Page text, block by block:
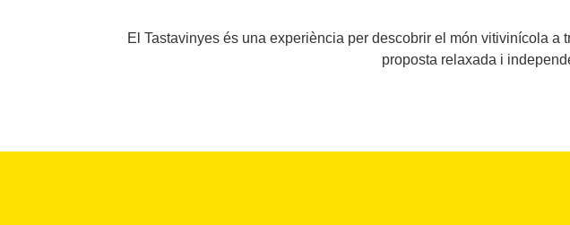
El Tastavinyes és una experiència per descobrir el món vitivinícola
proposta relaxada i